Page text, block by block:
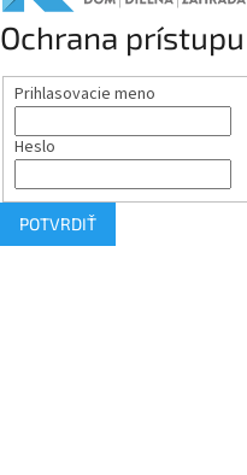
Ochrana prístupu
Prihlasovacie meno
Heslo
POTVRDIŤ